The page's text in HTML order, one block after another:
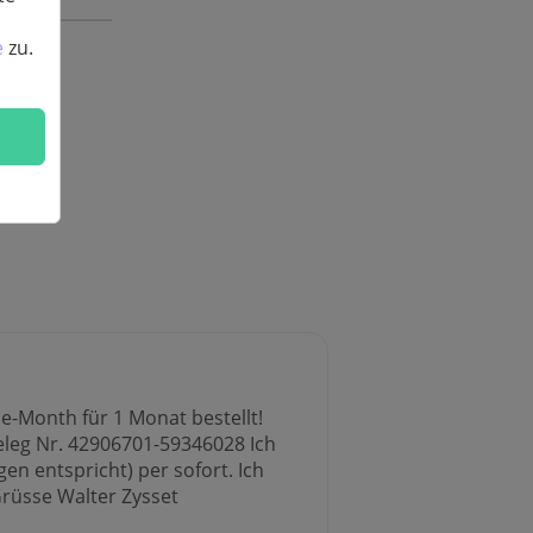
Month für 1 Monat bestellt!
Nr. 42906701-59346028 Ich
entspricht) per sofort. Ich
Walter Zysset
zu.